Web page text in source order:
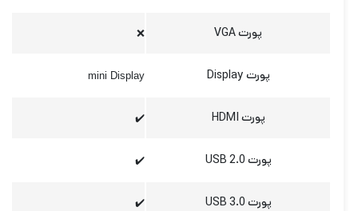
پورت VGA
پورت Display mini Display
پورت HDMI
پورت USB 2.0
پورت USB 3.0